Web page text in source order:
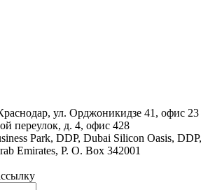
ул. Орджоникидзе 41, офис 23
переулок, д. 4, офис 428
Park, DDP, Dubai Silicon Oasis, DDP,
Emirates, P. O. Box 342001